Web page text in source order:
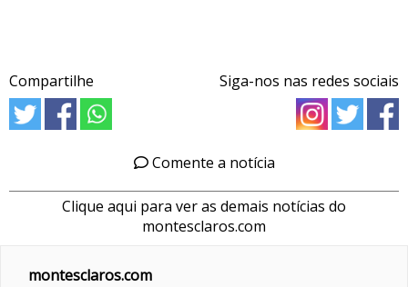
Compartilhe Siga-nos nas redes sociais
Comente a notícia
Clique aqui para ver as demais notícias do
montesclaros.com
montesclaros.com